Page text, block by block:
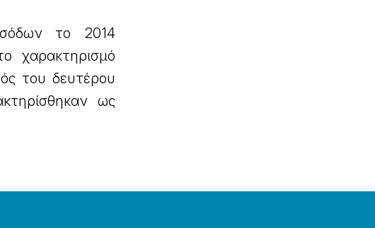
το 2014
χαρακτηρισμό
του δευτέρου
ως